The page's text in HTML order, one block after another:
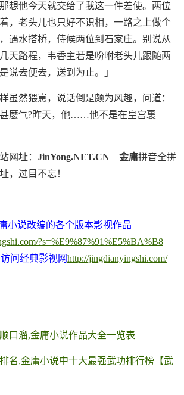
想他今天就交给了我这一件差使。两位
，老头儿也只好不识相，一路之上做个
遇水搭桥，侍候两位到石家庄。别说从
天路程，韦香主若是吩咐老头儿跟随两
说去便去，送到为止。」
虽然猥崽，说话倒是颇为风趣，问道：
甚麽气?昨天，他……他不是在皇宫裏
网址： JinYong.NET.CN 金庸拼音全拼
，过目不忘！
小说改编的各个版本影视作品
?s=%E9%87%91%E5%BA%B8
问经典影视网http://jingdianyingshi.com/
口溜,金庸小说作品大全一览表
名,金庸小说中十大最强武功排行榜【武